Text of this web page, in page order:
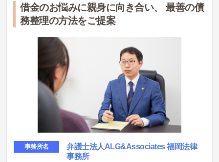
借金のお悩みに親身に向き合い、 最善の債
務整理の方法をご提案
事務所名
弁護士法人ALG&Associates 福岡法律
事務所